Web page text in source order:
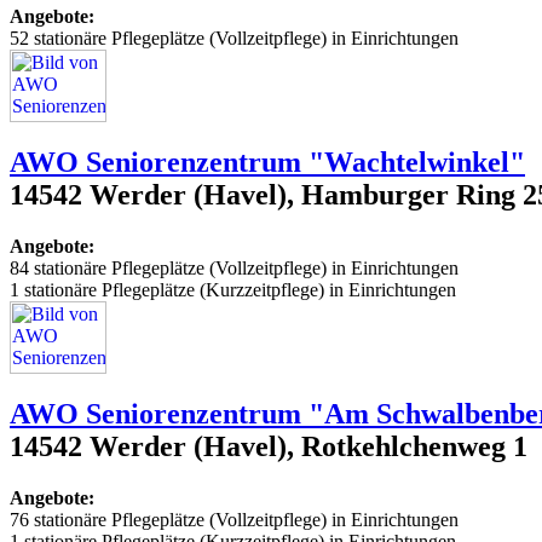
Angebote:
52 stationäre Pflegeplätze (Vollzeitpflege) in Einrichtungen
AWO Seniorenzentrum "Wachtelwinkel"
14542 Werder (Havel), Hamburger Ring
Angebote:
84 stationäre Pflegeplätze (Vollzeitpflege) in Einrichtungen
1 stationäre Pflegeplätze (Kurzzeitpflege) in Einrichtungen
AWO Seniorenzentrum "Am
14542 Werder (Havel), Rotkehlchenweg 1
Angebote:
76 stationäre Pflegeplätze (Vollzeitpflege) in Einrichtungen